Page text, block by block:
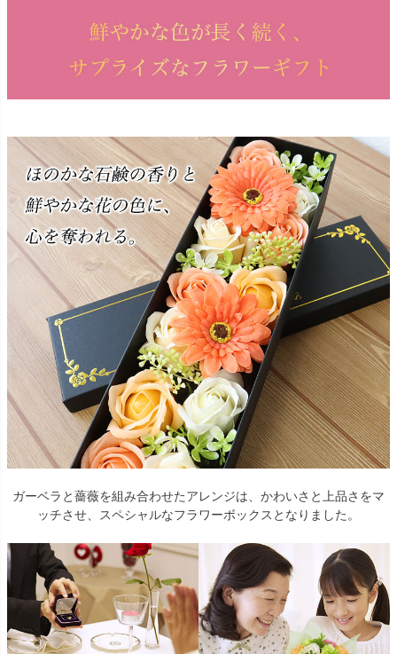
ガーベラと薔薇を組み合わせたアレンジは、かわいさと上品さをマ
ッチさせ、スペシャルなフラワーボックスとなりました。